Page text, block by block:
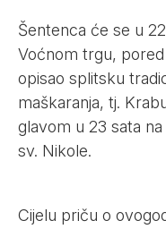
Šentenca će se u
Voćnom trgu,
opisao splitsku
maškaranja, tj.
glavom u 23 sata na
sv. Nikole.
Cijelu priču o